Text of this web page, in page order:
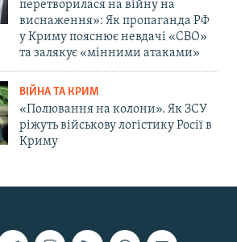
перетворилася на війну на
виснаження»: Як пропаганда РФ
у Криму пояснює невдачі «СВО»
та залякує «мінними атаками»
ВІЙНА ТА КРИМ
«Полювання на колони». Як ЗСУ
ріжуть військову логістику Росії в
Криму